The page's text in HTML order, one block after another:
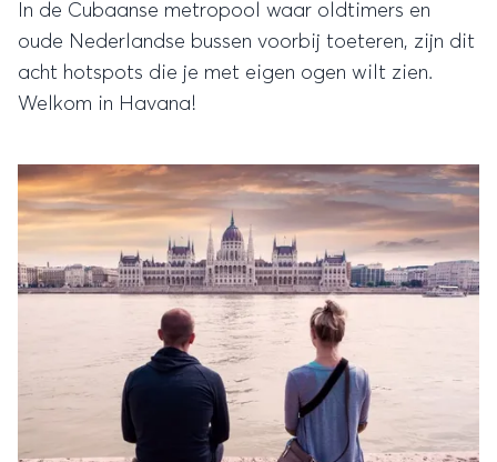
In de Cubaanse metropool waar oldtimers en
oude Nederlandse bussen voorbij toeteren, zijn dit
acht hotspots die je met eigen ogen wilt zien.
Welkom in Havana!